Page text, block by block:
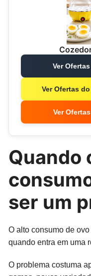
Ver
Ver Ofertas
Ver
Quando
ser um
O alto consumo de
quando entra em uma
O problema costuma